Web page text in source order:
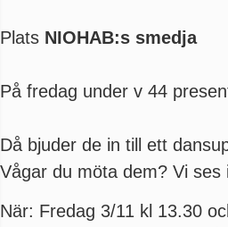
Plats NIOHAB:s smedja
På fredag under v 44
Då bjuder de in till ett
Vågar du möta dem? Vi
När: Fredag 3/11 kl 13.30